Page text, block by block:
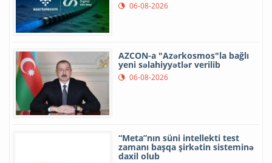
06-08-2026
AZCON-a "Azərkosmos"la bağlı
yeni səlahiyyətlər verilib
06-08-2026
“Meta”nın süni intellekti test
zamanı başqa şirkətin sisteminə
daxil olub